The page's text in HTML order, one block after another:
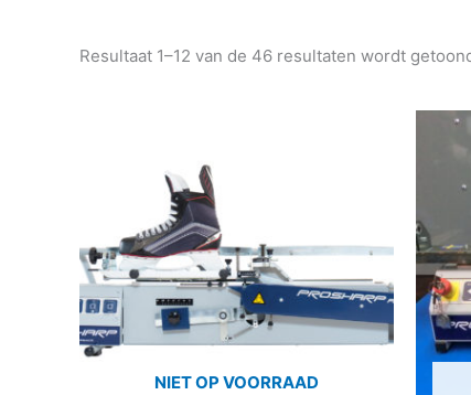
Resultaat 1–12 van de 46 resultaten wordt
NIET OP VOORRAAD